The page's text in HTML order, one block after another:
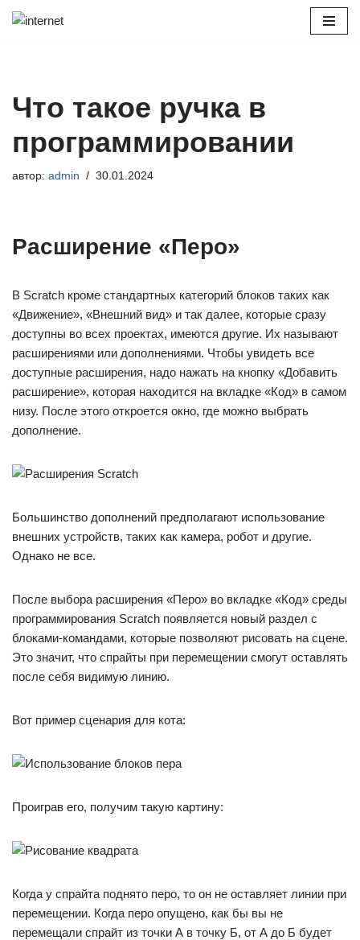
Что такое ручка в
программировании
автор: admin 30.01.2024
Расширение «Перо»
В Scratch кроме стандартных категорий блоков таких как
«Движение», «Внешний вид» и так далее, которые сразу
доступны во всех проектах, имеются другие. Их называют
расширениями или дополнениями. Чтобы увидеть все
доступные расширения, надо нажать на кнопку «Добавить
расширение», которая находится на вкладке «Код» в самом
низу. После этого откроется окно, где можно выбрать
дополнение.
Большинство дополнений предполагают использование
внешних устройств, таких как камера, робот и другие.
Однако не все.
После выбора расширения «Перо» во вкладке «Код» среды
программирования Scratch появляется новый раздел с
блоками-командами, которые позволяют рисовать на сцене.
Это значит, что спрайты при перемещении смогут оставлять
после себя видимую линию.
Вот пример сценария для кота:
Проиграв его, получим такую картину:
Когда у спрайта поднято перо, то он не оставляет линии при
перемещении. Когда перо опущено, как бы вы не
перемещали спрайт из точки А в точку Б, от А до Б будет